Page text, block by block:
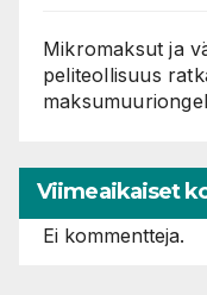
Mikromaksut ja
peliteollisuus
Viimeaikaiset
Ei kommentteja.